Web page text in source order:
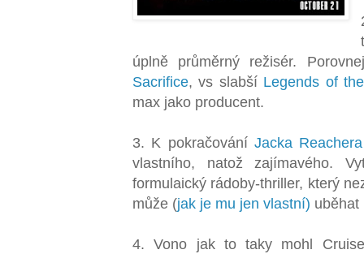
úplně průměrný režisér.
Sacrifice, vs slabší Legends of
max jako producent.
3. K pokračování Jacka Reachera
vlastního, natož zajímavého.
formulaický rádoby-thriller, který
může (jak je mu jen vlastní) uběhat
4. Vono jak to taky mohl